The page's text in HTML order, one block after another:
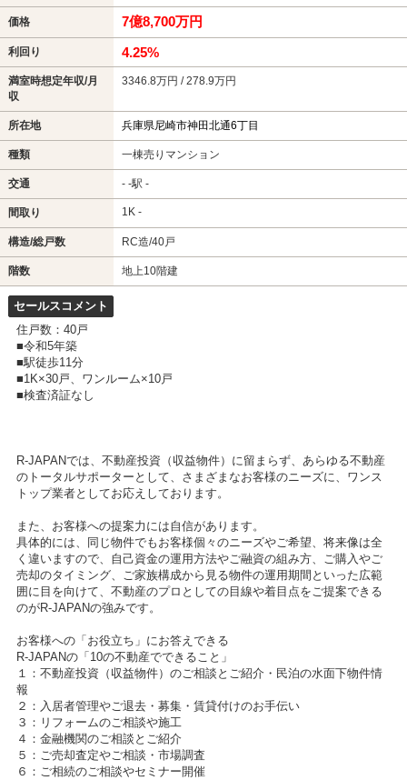
価格 7億8,700万円
利回り 4.25%
満室時想定年収/月
収
3346.8万円 / 278.9万円
所在地 兵庫県尼崎市神田北通6丁目
種類 一棟売りマンション
交通 - -駅 -
間取り 1K -
構造/総戸数 RC造/40戸
階数 地上10階建
セールスコメント
住戸数：40戸
■令和5年築
■駅徒歩11分
■1K×30戸、ワンルーム×10戸
■検査済証なし
R-JAPANでは、不動産投資（収益物件）に留まらず、あらゆる不動産
のトータルサポーターとして、さまざまなお客様のニーズに、ワンス
トップ業者としてお応えしております。
また、お客様への提案力には自信があります。
具体的には、同じ物件でもお客様個々のニーズやご希望、将来像は全
く違いますので、自己資金の運用方法やご融資の組み方、ご購入やご
売却のタイミング、ご家族構成から見る物件の運用期間といった広範
囲に目を向けて、不動産のプロとしての目線や着目点をご提案できる
のがR-JAPANの強みです。
お客様への「お役立ち」にお答えできる
R-JAPANの「10の不動産でできること」
１：不動産投資（収益物件）のご相談とご紹介・民泊の水面下物件情
報
２：入居者管理やご退去・募集・賃貸付けのお手伝い
３：リフォームのご相談や施工
４：金融機関のご相談とご紹介
５：ご売却査定やご相談・市場調査
６：ご相続のご相談やセミナー開催